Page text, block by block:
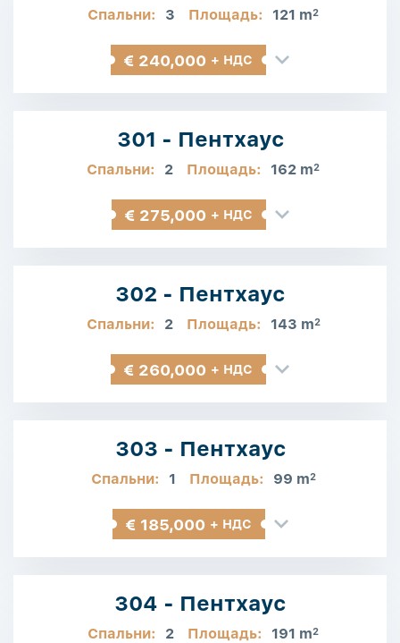
Спальни: 3 Площадь: 121 m2
€ 240,000 + НДС
301 - Пентхаус
Спальни: 2 Площадь: 162 m2
€ 275,000 + НДС
302 - Пентхаус
Спальни: 2 Площадь: 143 m2
€ 260,000 + НДС
303 - Пентхаус
Спальни: 1 Площадь: 99 m2
€ 185,000 + НДС
304 - Пентхаус
Спальни: 2 Площадь: 191 m2